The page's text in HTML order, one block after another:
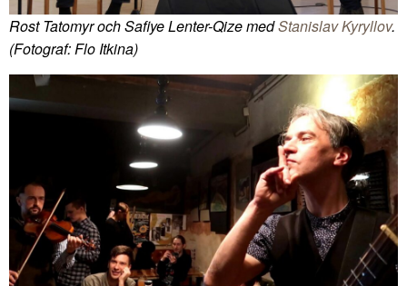
Rost Tatomyr och Safiye Lenter-Qize medStanislav Kyryllov.
(Fotograf: Flo Itkina)